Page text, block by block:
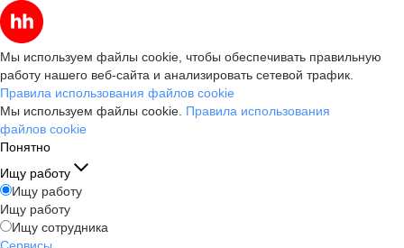
Мы используем файлы cookie, чтобы обеспечивать правильную
работу нашего веб-сайта и анализировать сетевой трафик.
Правила использования файлов cookie
Мы используем файлы cookie. Правила использования
файлов cookie
Понятно
Ищу работу
Ищу работу
Ищу работу
Ищу сотрудника